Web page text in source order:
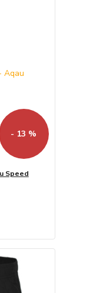
- 13 %
Speed